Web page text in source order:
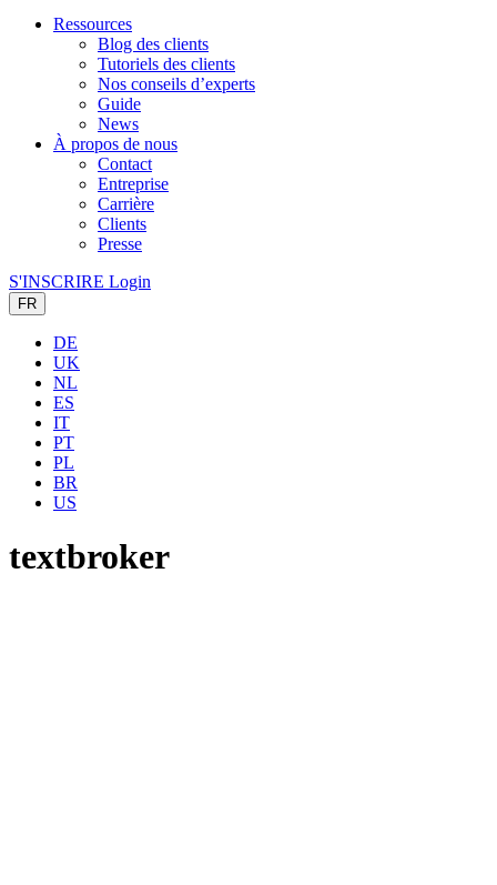
Ressources
Blog des clients
Tutoriels des clients
Nos conseils d’experts
Guide
News
À propos de nous
Contact
Entreprise
Carrière
Clients
Presse
S'INSCRIRE Login
FR
DE
UK
NL
ES
IT
PT
PL
BR
US
textbroker